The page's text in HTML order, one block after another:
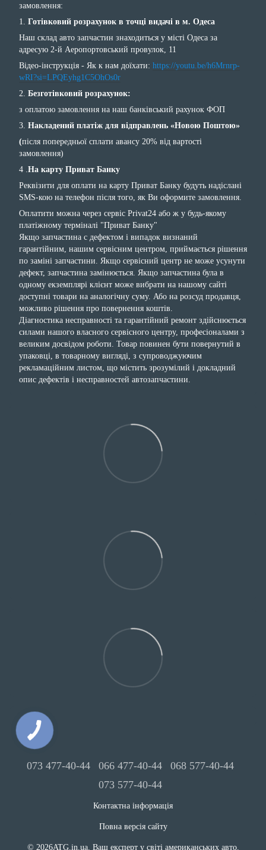
замовлення:
1. Готівковий розрахунок в точці видачі в м. Одеса
Наш склад авто запчастин знаходиться у місті Одеса за
адресую 2-й Аеропортовський провулок, 11
Відео-інструкція - Як к нам доїхати: https://youtu.be/h6Mrnrp-
wRI?si=LPQEyhg1C5OhOs0r
2. Безготівковий розрахунок:
з оплатою замовлення на наш банківський рахунок ФОП
3. Накладений платіж для відправлень «Новою Поштою»
(після попередньої сплати авансу 20% від вартості
замовлення)
4 . На карту Приват Банку
Реквізити для оплати на карту Приват Банку будуть надіслані
SMS-кою на телефон після того, як Ви оформите замовлення.
Оплатити можна через сервіс Privat24 або ж у будь-якому
платіжному терміналі "Приват Банку"
Якщо запчастина с дефектом і випадок визнаний
гарантійним, нашим сервісним центром, приймається рішення
по заміні запчастини. Якщо сервісний центр не може усунути
дефект, запчастина замінюється. Якщо запчастина була в
одному екземплярі клієнт може вибрати на нашому сайті
доступні товари на аналогічну суму. Або на розсуд продавця,
можливо рішення про повернення коштів.
Діагностика несправності та гарантійний ремонт здійснюється
силами нашого власного сервісного центру, професіоналами з
великим досвідом роботи. Товар повинен бути повернутий в
упаковці, в товарному вигляді, з супроводжуючим
рекламаційним листом, що містить зрозумілий і докладний
опис дефектів і несправностей автозапчастини.
073 477-40-44 066 477-40-44
068 577-40-44
073 577-40-44
Контактна інформація
Повна версія сайту
© 2026ATG.in.ua. Ваш експерт у світі американських авто.